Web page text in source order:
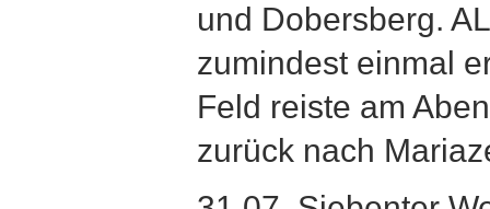
und Dobersberg.
zumindest einmal
Feld reiste am
zurück nach